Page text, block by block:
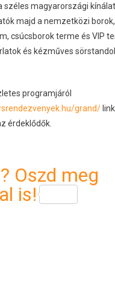
széles magyarországi
majd a nemzetközi
csúcsborok terme és VIP
és kézműves
programjáról
grand/
érdeklődők.
Oszd meg
is!